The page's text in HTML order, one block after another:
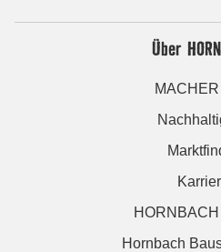
Über
Hornbach